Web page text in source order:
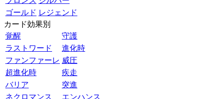
ゴールド レジェンド
カード効果別
覚醒
守護
ラストワード
進化時
ファンファーレ 威圧
超進化時
疾走
バリア
突進
ネクロマンス
エンハンス